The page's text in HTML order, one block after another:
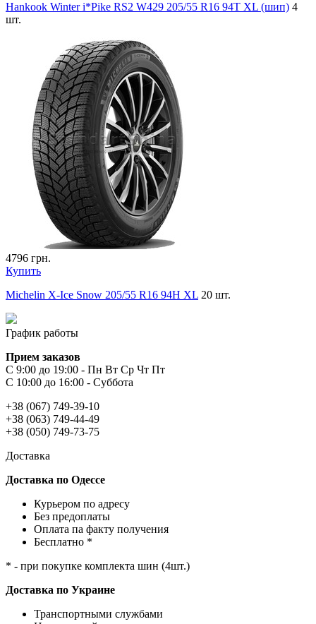
Hankook Winter i*Pike RS2 W429 205/55 R16 94T XL (шип) 4
шт.
4796 грн.
Купить
Michelin X-Ice Snow 205/55 R16 94H XL 20 шт.
График работы
Прием заказов
С 9:00 до 19:00 - Пн Вт Ср Чт Пт
С 10:00 до 16:00 - Суббота
+38 (067) 749-39-10
+38 (063) 749-44-49
+38 (050) 749-73-75
Доставка
Доставка по Одессе
Курьером по адресу
Без предоплаты
Оплата па факту получения
Бесплатно *
* - при покупке комплекта шин (4шт.)
Доставка по Украине
Транспортными службами